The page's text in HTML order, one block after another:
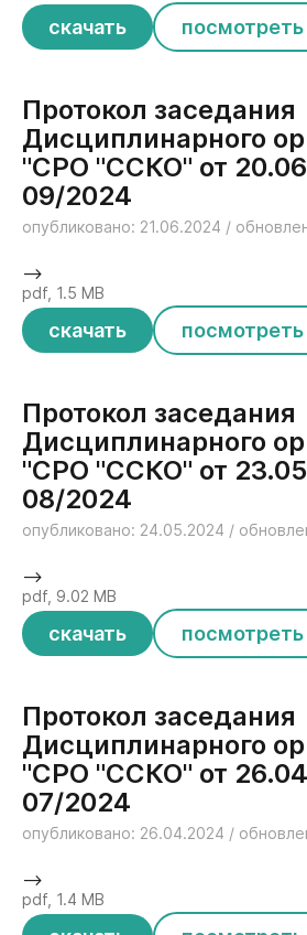
скачать посмотреть
Протокол заседания
Дисциплинарного
"СРО "ССКО" от
09/2024
опубликовано: 21.06.2024 /
скачать посмотреть
-->
pdf, 1.5 MB
Протокол заседания
Дисциплинарного
"СРО "ССКО" от
08/2024
опубликовано: 24.05.2024 /
скачать посмотреть
-->
pdf, 9.02 MB
Протокол заседания
Дисциплинарного
"СРО "ССКО" от
07/2024
опубликовано: 26.04.2024 /
-->
pdf, 1.4 MB